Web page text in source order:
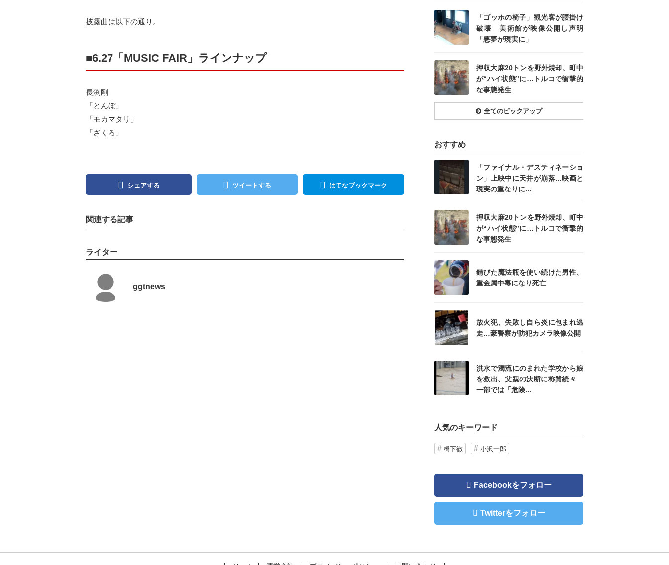
披露曲は以下の通り。
■6.27「MUSIC FAIR」ラインナップ
長渕剛
「とんぼ」
「モカマタリ」
「ざくろ」
シェアする ツイートする はてなブックマーク
関連する記事
ライター
ggtnews
「ゴッホの椅子」観光客が腰掛け
破壊 美術館が映像公開し声明
「悪夢が現実に」
押収大麻20トンを野外焼却、町中
が“ハイ状態”に…トルコで衝撃的
な事態発生
全てのピックアップ
おすすめ
「ファイナル・デスティネーショ
ン」上映中に天井が崩落…映画と
現実の重なりに...
押収大麻20トンを野外焼却、町中
が“ハイ状態”に…トルコで衝撃的
な事態発生
錆びた魔法瓶を使い続けた男性、
重金属中毒になり死亡
記事を読む
放火犯、失敗し自ら炎に包まれ逃
走…豪警察が防犯カメラ映像公開
洪水で濁流にのまれた学校から娘
を救出、父親の決断に称賛続々
一部では「危険...
人気のキーワード
橋下徹 小沢一郎
Facebookをフォロー
Twitterをフォロー